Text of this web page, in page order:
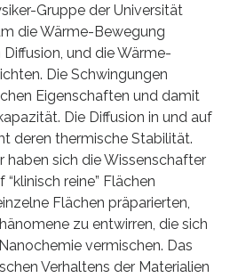
Gruppe der Universität
die Wärme-Bewegung
und die Wärme-
Die Schwingungen
Eigenschaften und damit
Die Diffusion in und auf
deren thermische Stabilität.
haben sich die Wissenschafter
reine” Flächen
Flächen präparierten,
zu entwirren, die sich
vermischen. Das
Verhaltens der Materialien